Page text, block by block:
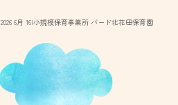
2026 6月 16|小規模保育事業所 バード北花田保育園